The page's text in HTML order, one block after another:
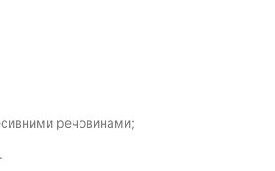
речовинами;